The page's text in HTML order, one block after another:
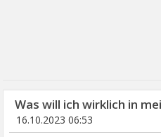
Was will ich wirklich in
16.10.2023 06:53